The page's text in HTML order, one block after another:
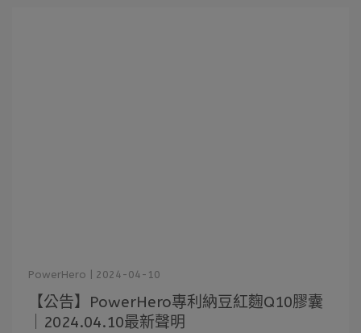
【公告】PowerHero專利納豆紅麴Q10膠囊
｜2024.04.10最新聲明
PowerHero | 2024-04-10